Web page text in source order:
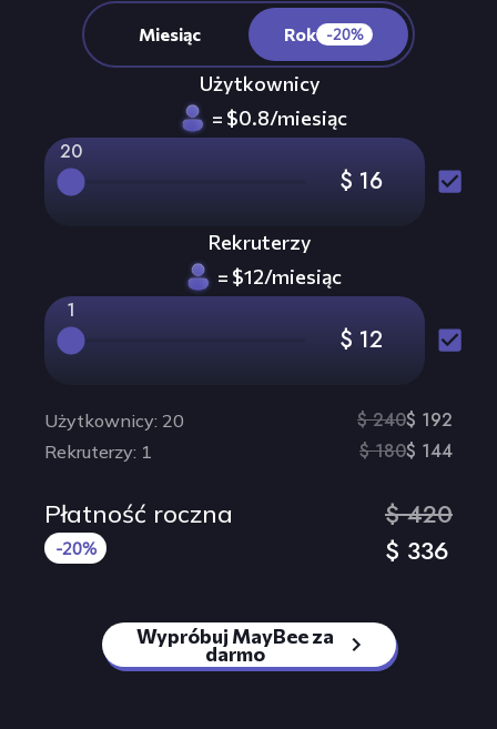
Miesiąc Rok -20%
Rok -20%
Użytkownicy
= $0.8/miesiąc
20
$ 16
Rekruterzy
= $12/miesiąc
1
$ 12
Użytkownicy: 20 $ 240$ 192
Rekruterzy: 1 $ 180$ 144
Płatność roczna
-20%
$ 420
$ 336
Wypróbuj MayBee za
darmo